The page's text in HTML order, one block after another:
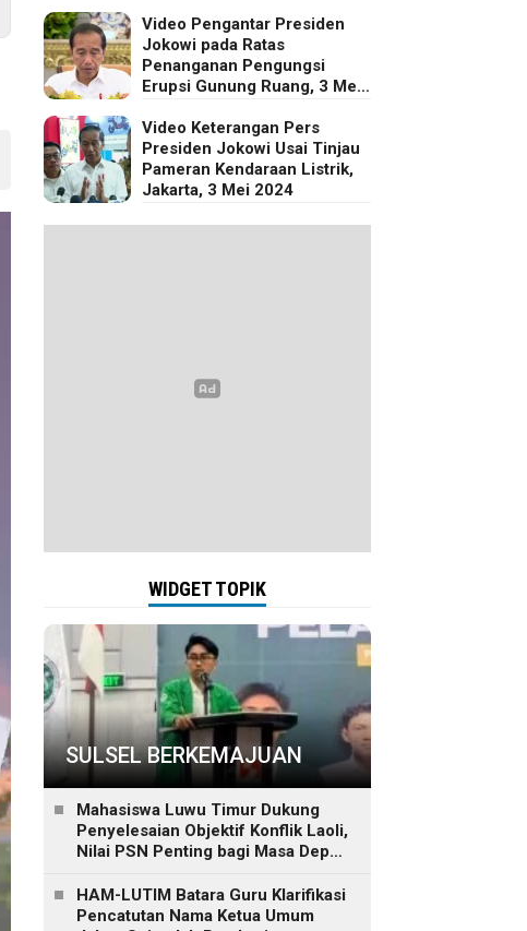
Video Pengantar Presiden
Jokowi pada Ratas
Penanganan Pengungsi
Erupsi Gunung Ruang, 3 Mei
Video Keterangan Pers
Presiden Jokowi Usai Tinjau
Pameran Kendaraan Listrik,
Jakarta, 3 Mei 2024
WIDGET TOPIK
SULSEL BERKEMAJUAN
Mahasiswa Luwu Timur Dukung
Penyelesaian Objektif Konflik Laoli,
Nilai PSN Penting bagi Masa Depan
HAM-LUTIM Batara Guru Klarifikasi
Pencatutan Nama Ketua Umum